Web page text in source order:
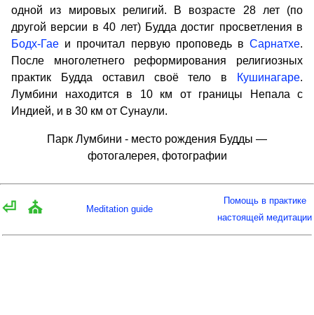
одной из мировых религий. В возрасте 28 лет (по
другой версии в 40 лет) Будда достиг просветления в
Бодх-Гае и прочитал первую проповедь в Сарнатхе.
После многолетнего реформирования религиозных
практик Будда оставил своё тело в
Кушинагаре.
Лумбини находится в 10 км от границы Непала с
Индией, и в 30 км от Сунаули.
Парк Лумбини - место рождения Будды —
фотогалерея, фотографии
⏎ ⛪ Meditation guide
Помощь в практике
настоящей медитации